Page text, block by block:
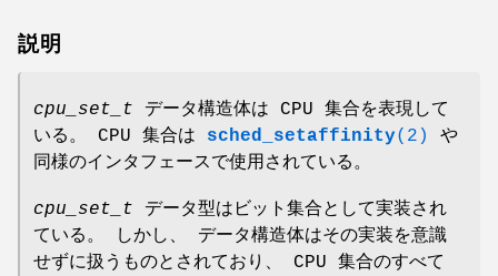
説明
cpu_set_t データ構造体は CPU 集合を表現して
いる。 CPU 集合は sched_setaffinity(2)
や
同様のインタフェースで使用されている。
cpu_set_t データ型はビット集合として実装され
ている。 しかし、 データ構造体はその実装を意識
せずに扱うものとされており、 CPU 集合のすべて